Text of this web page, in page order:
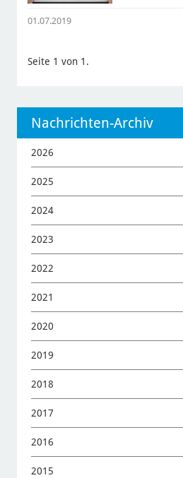
01.07.2019
Seite 1 von 1.
Nachrichten-Archiv
2026
2025
2024
2023
2022
2021
2020
2019
2018
2017
2016
2015